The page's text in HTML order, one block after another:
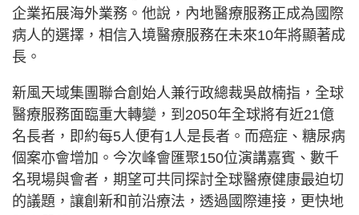
企業拓展海外業務。他說，內地醫療服務正成為國際
病人的選擇，相信入境醫療服務在未來10年將顯著成
長。
新風天域集團聯合創始人兼行政總裁吳啟楠指，全球
醫療服務面臨重大轉變，到2050年全球將有近21億
名長者，即約每5人便有1人是長者。而癌症、糖尿病
個案亦會增加。今次峰會匯聚150位演講嘉賓、數千
名現場與會者，期望可共同探討全球醫療健康最迫切
的議題，讓創新和前沿療法，透過國際連接，更快地